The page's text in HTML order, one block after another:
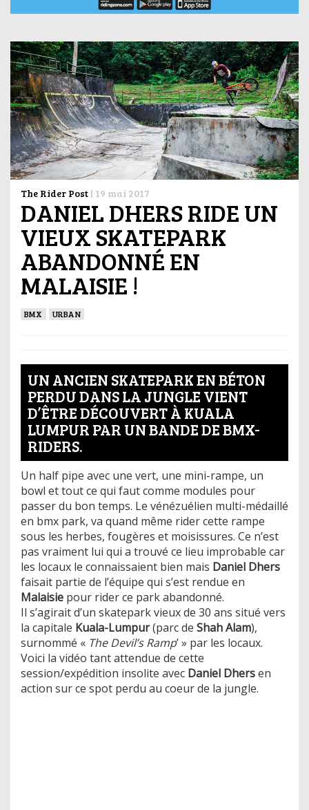
The Rider Post | 19 mai 2017
DANIEL DHERS RIDE UN
VIEUX SKATEPARK
ABANDONNÉ EN
MALAISIE !
BMX URBAN
UN ANCIEN SKATEPARK EN BÉTON
PERDU DANS LA JUNGLE VIENT
D’ÊTRE DÉCOUVERT À KUALA
LUMPUR PAR UN BANDE DE BMX-
RIDERS.
Un half pipe avec une vert, une mini-rampe, un
bowl et tout ce qui faut comme modules pour
passer du bon temps. Le vénézuélien multi-médaillé
en bmx park, va quand même rider cette rampe
sous les herbes, fougères et moisissures. Ce n’est
pas vraiment lui qui a trouvé ce lieu improbable car
les locaux le connaissaient bien mais Daniel Dhers
faisait partie de l’équipe qui s’est rendue en
Malaisie pour rider ce park abandonné.
Il s’agirait d’un skatepark vieux de 30 ans situé vers
la capitale Kuala-Lumpur(parc de Shah Alam),
surnommé « The Devil’s Ramp’ » par les locaux.
Voici la vidéo tant attendue de cette
session/expédition insolite avec Daniel Dhersen
action sur ce spot perdu au coeur de la jungle.